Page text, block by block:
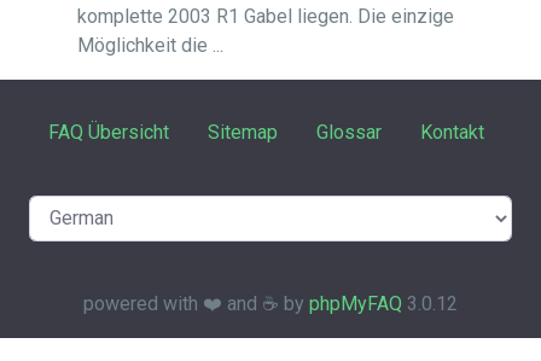
komplette 2003 R1 Gabel liegen. Die einzige
Möglichkeit die ...
FAQ Übersicht Sitemap Glossar Kontakt
powered with ❤️ and ☕️ by phpMyFAQ 3.0.12